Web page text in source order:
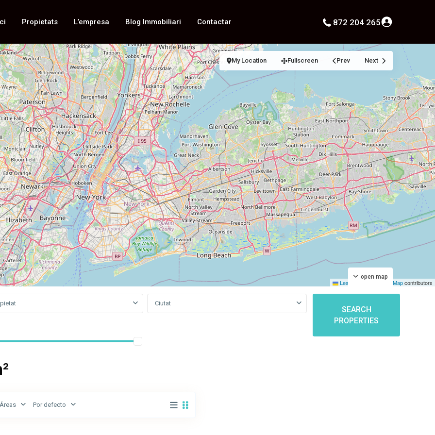
Propietats L’empresa Blog Immobiliari Contactar 872 204 265
Leaflet © OpenStreetMapcontributors
open map
My Location Fullscreen Prev Next
Ciutat
SEARCH
PROPERTIES
Áreas Por defecto